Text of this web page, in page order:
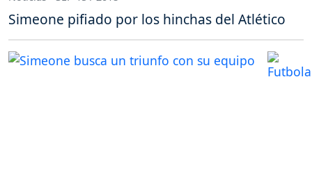
Simeone pifiado por los hinchas del Atlético